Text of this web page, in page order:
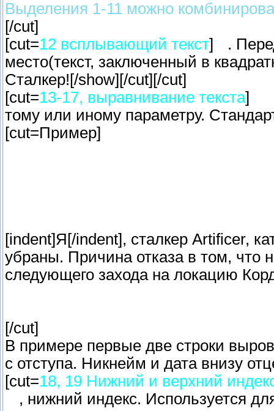
Выделения 1-11 можно
[/cut]
[cut=12 всплывающий текст]
.
место(текст, заключенный в
Сталкер![/show][/cut][/cut]
[cut=13-17, выравнивание текста]
тому или иному параметру.
[cut=Пример]
[indent]Я[/indent], сталкер Artificer,
убраны. Причина отказа в том, что
следующего захода на локацию
[/cut]
В примере первые две строки
с отступа. Никнейм и дата внизу
[cut=18, 19 Нижний и верхний
, нижний индекс. Используется